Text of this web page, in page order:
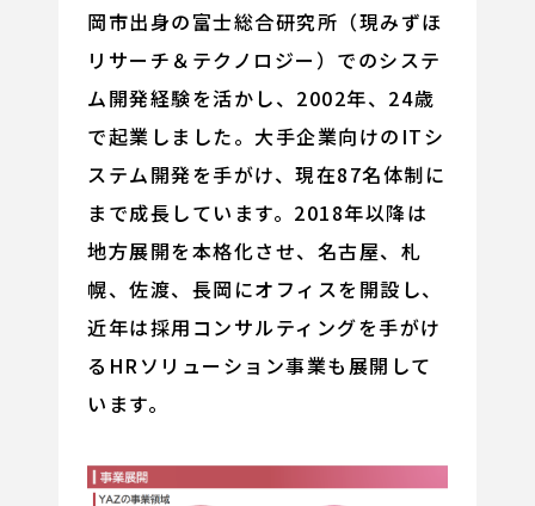
岡市出身の富士総合研究所（現みずほ
リサーチ＆テクノロジー）でのシステ
ム開発経験を活かし、2002年、24歳
で起業しました。大手企業向けのITシ
ステム開発を手がけ、現在87名体制に
まで成長しています。2018年以降は
地方展開を本格化させ、名古屋、札
幌、佐渡、長岡にオフィスを開設し、
近年は採用コンサルティングを手がけ
るHRソリューション事業も展開して
います。